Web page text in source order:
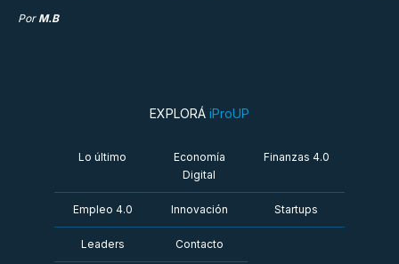
Por M.B
EXPLORÁ iProUP
Lo último
Economía
Digital
Finanzas 4.0
Empleo 4.0 Innovación Startups
Leaders Contacto